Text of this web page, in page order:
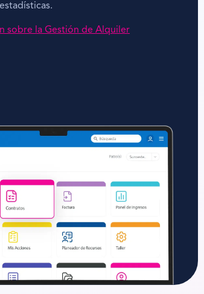
sobre la Gestión de Alquiler